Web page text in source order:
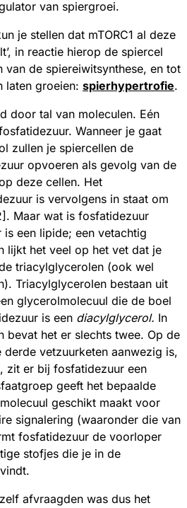
van spiergroei.
je stellen dat mTORC1 al deze
in reactie hierop de spiercel
van de spiereiwitsynthese, en tot
laten groeien: spierhypertrofie.
door tal van moleculen. Eén
Wanneer je gaat
zullen je spiercellen de
opvoeren als gevolg van de
deze cellen. Het
is vervolgens in staat om
Maar wat is fosfatidezuur
een lipide; een vetachtig
lijkt het veel op het vet dat je
triacylglycerolen (ook wel
Triacylglycerolen bestaan uit
glycerolmolecuul die de boel
is een diacylglycerol. In
bevat het er slechts twee. Op de
vetzuurketen aanwezig is,
zit er bij fosfatidezuur een
geeft het bepaalde
geschikt maakt voor
signalering (waaronder die van
fosfatidezuur de voorloper
stofjes die je in de
afvraagden was dus het